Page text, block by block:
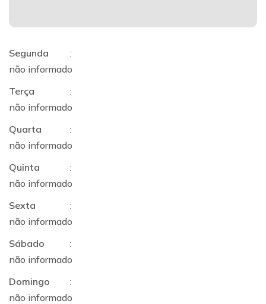
Segunda
:
não informado
Terça
:
não informado
Quarta
:
não informado
Quinta
:
não informado
Sexta
:
não informado
Sábado
:
não informado
Domingo
:
não informado